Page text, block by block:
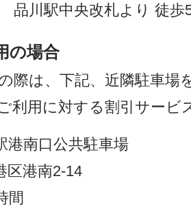
品川駅中央改札より 徒歩
の場合
際は、下記、近隣駐車場
利用に対する割引サービ
港南口公共駐車場
区港南2-14
間